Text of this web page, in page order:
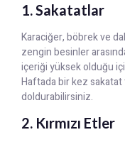
1. Sakatatlar
Karaciğer, böbrek ve
zengin besinler
içeriği yüksek olduğu
Haftada bir kez sakatat
doldurabilirsiniz.
2. Kırmızı Etler